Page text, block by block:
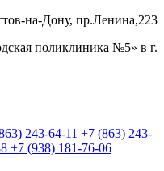
на-Дону, пр.Ленина,223
поликлиника №5» в г.
243-64-11 +7 (863) 243-
+7 (938) 181-76-06